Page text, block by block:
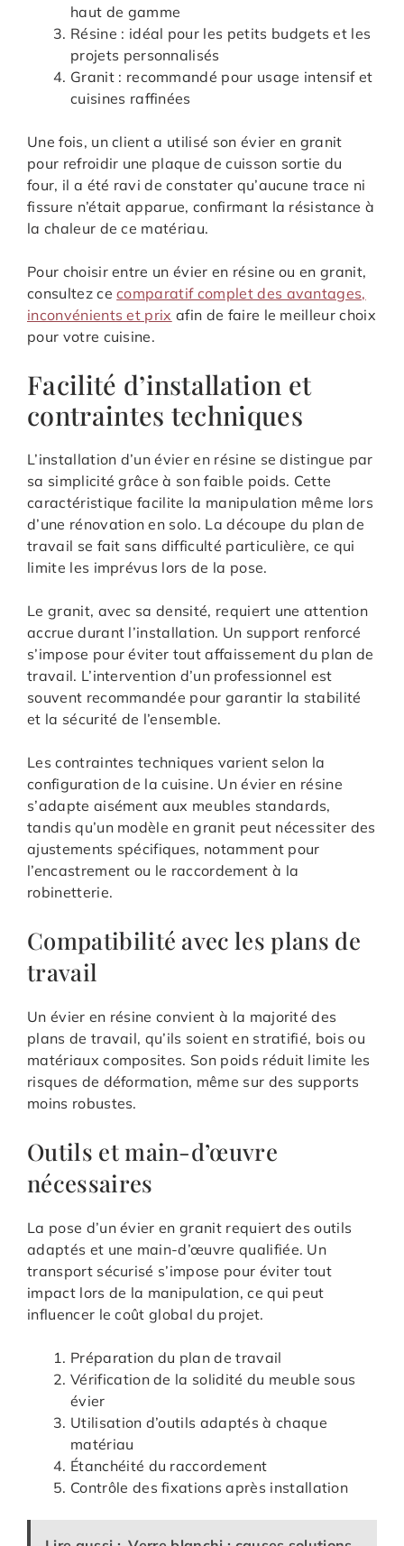
haut de gamme
Résine : idéal pour les petits budgets et les
projets personnalisés
Granit : recommandé pour usage intensif et
cuisines raffinées
Une fois, un client a utilisé son évier en granit
pour refroidir une plaque de cuisson sortie du
four, il a été ravi de constater qu’aucune trace ni
fissure n’était apparue, confirmant la résistance à
la chaleur de ce matériau.
Pour choisir entre un évier en résine ou en granit,
consultez cecomparatif complet des avantages,
inconvénients et prix afin de faire le meilleur choix
pour votre cuisine.
Facilité d’installation et
contraintes techniques
L’installation d’un évier en résine se distingue par
sa simplicité grâce à son faible poids. Cette
caractéristique facilite la manipulation même lors
d’une rénovation en solo. La découpe du plan de
travail se fait sans difficulté particulière, ce qui
limite les imprévus lors de la pose.
Le granit, avec sa densité, requiert une attention
accrue durant l’installation. Un support renforcé
s’impose pour éviter tout affaissement du plan de
travail. L’intervention d’un professionnel est
souvent recommandée pour garantir la stabilité
et la sécurité de l’ensemble.
Les contraintes techniques varient selon la
configuration de la cuisine. Un évier en résine
s’adapte aisément aux meubles standards,
tandis qu’un modèle en granit peut nécessiter des
ajustements spécifiques, notamment pour
l’encastrement ou le raccordement à la
robinetterie.
Compatibilité avec les plans de
travail
Un évier en résine convient à la majorité des
plans de travail, qu’ils soient en stratifié, bois ou
matériaux composites. Son poids réduit limite les
risques de déformation, même sur des supports
moins robustes.
Outils et main-d’œuvre
nécessaires
La pose d’un évier en granit requiert des outils
adaptés et une main-d’œuvre qualifiée. Un
transport sécurisé s’impose pour éviter tout
impact lors de la manipulation, ce qui peut
influencer le coût global du projet.
Préparation du plan de travail
Vérification de la solidité du meuble sous
évier
Utilisation d’outils adaptés à chaque
matériau
Étanchéité du raccordement
Contrôle des fixations après installation